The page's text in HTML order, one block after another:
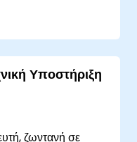
αναλύσεις
και την
Υποστήριξη
ζωντανή σε